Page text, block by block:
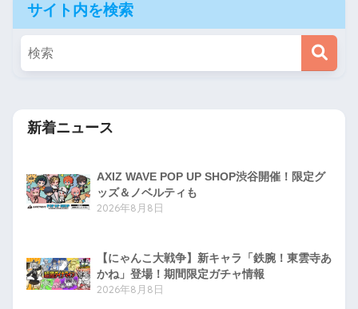
サイト内を検索
新着ニュース
AXIZ WAVE POP UP SHOP渋谷開催！限定グ
ッズ＆ノベルティも
2026年8月8日
【にゃんこ大戦争】新キャラ「鉄腕！東雲寺あ
かね」登場！期間限定ガチャ情報
2026年8月8日